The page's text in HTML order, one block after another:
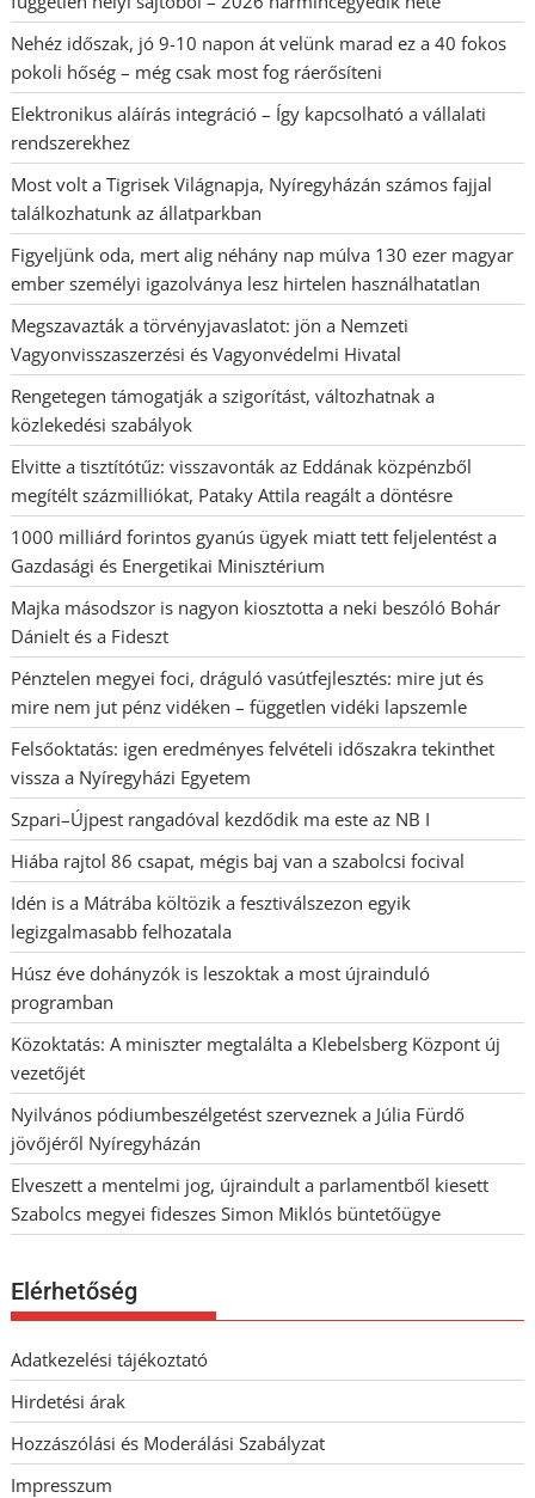
Nehéz időszak, jó 9-10 napon át velünk marad ez a 40 fokos
pokoli hőség – még csak most fog ráerősíteni
Elektronikus aláírás integráció – Így kapcsolható a vállalati
rendszerekhez
Most volt a Tigrisek Világnapja, Nyíregyházán számos fajjal
találkozhatunk az állatparkban
Figyeljünk oda, mert alig néhány nap múlva 130 ezer magyar
ember személyi igazolványa lesz hirtelen használhatatlan
Megszavazták a törvényjavaslatot: jön a Nemzeti
Vagyonvisszaszerzési és Vagyonvédelmi Hivatal
Rengetegen támogatják a szigorítást, változhatnak a
közlekedési szabályok
Elvitte a tisztítótűz: visszavonták az Eddának közpénzből
megítélt százmilliókat, Pataky Attila reagált a döntésre
1000 milliárd forintos gyanús ügyek miatt tett feljelentést a
Gazdasági és Energetikai Minisztérium
Majka másodszor is nagyon kiosztotta a neki beszóló Bohár
Dánielt és a Fideszt
Pénztelen megyei foci, dráguló vasútfejlesztés: mire jut és
mire nem jut pénz vidéken – független vidéki lapszemle
Felsőoktatás: igen eredményes felvételi időszakra tekinthet
vissza a Nyíregyházi Egyetem
Szpari–Újpest rangadóval kezdődik ma este az NB I
Hiába rajtol 86 csapat, mégis baj van a szabolcsi focival
Idén is a Mátrába költözik a fesztiválszezon egyik
legizgalmasabb felhozatala
Húsz éve dohányzók is leszoktak a most újrainduló
programban
Közoktatás: A miniszter megtalálta a Klebelsberg Központ új
vezetőjét
Nyilvános pódiumbeszélgetést szerveznek a Júlia Fürdő
jövőjéről Nyíregyházán
Elveszett a mentelmi jog, újraindult a parlamentből kiesett
Szabolcs megyei fideszes Simon Miklós büntetőügye
Elérhetőség
Adatkezelési tájékoztató
Hirdetési árak
Hozzászólási és Moderálási Szabályzat
Impresszum